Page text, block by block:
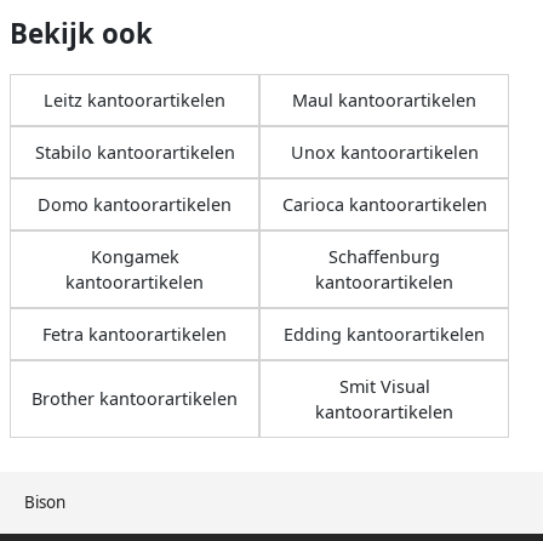
Bison
Bekijk ook
Leitz kantoorartikelen Maul kantoorartikelen
Stabilo kantoorartikelen Unox kantoorartikelen
Domo kantoorartikelen Carioca kantoorartikelen
Kongamek
kantoorartikelen
Schaffenburg
kantoorartikelen
Fetra kantoorartikelen Edding kantoorartikelen
Brother kantoorartikelen
Smit Visual
kantoorartikelen